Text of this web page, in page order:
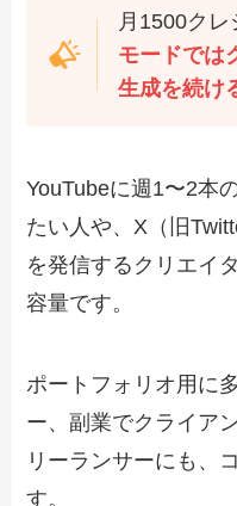
月1500クレ
モードでは
生成を続け
YouTubeに週1〜2本
たい人や、X（旧
を発信するクリエイ
容量です。
ポートフォリオ用に
ー、副業でクライア
リーランサーにも、
す。